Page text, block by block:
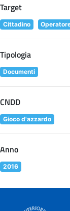
Target
Cittadino
Tipologia
Documenti
CNDD
Gioco d'azzardo
Anno
2016